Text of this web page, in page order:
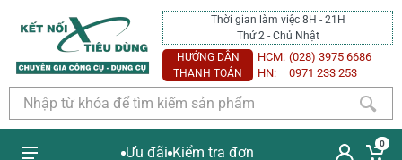
Thời gian làm việc 8H - 21H
Thứ 2 - Chủ Nhật
HƯỚNG DẪN
THANH TOÁN
HCM: (028) 3975 6686
HN:
0971 233 253
Ưu đãi Kiểm tra đơn
0